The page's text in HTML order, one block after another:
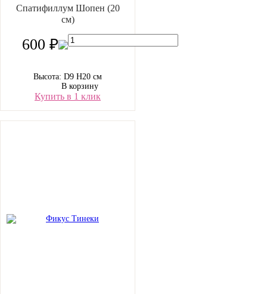
Спатифиллум Шопен (20
см)
600 ₽
Высота: D9 H20 см
В корзину
Купить в 1 клик